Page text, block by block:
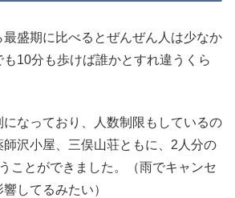
最盛期に比べるとぜんぜん人は少なか
10分も歩けば誰かとすれ違うくら
なっており、人数制限もしているの
沢小屋、三俣山荘ともに、2人分の
ことができました。（雨でキャンセ
してるみたい）